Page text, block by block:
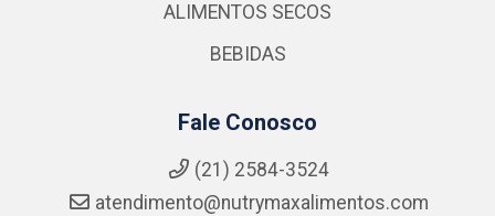
ALIMENTOS SECOS
BEBIDAS
Fale Conosco
(21) 2584-3524
atendimento@nutrymaxalimentos.com